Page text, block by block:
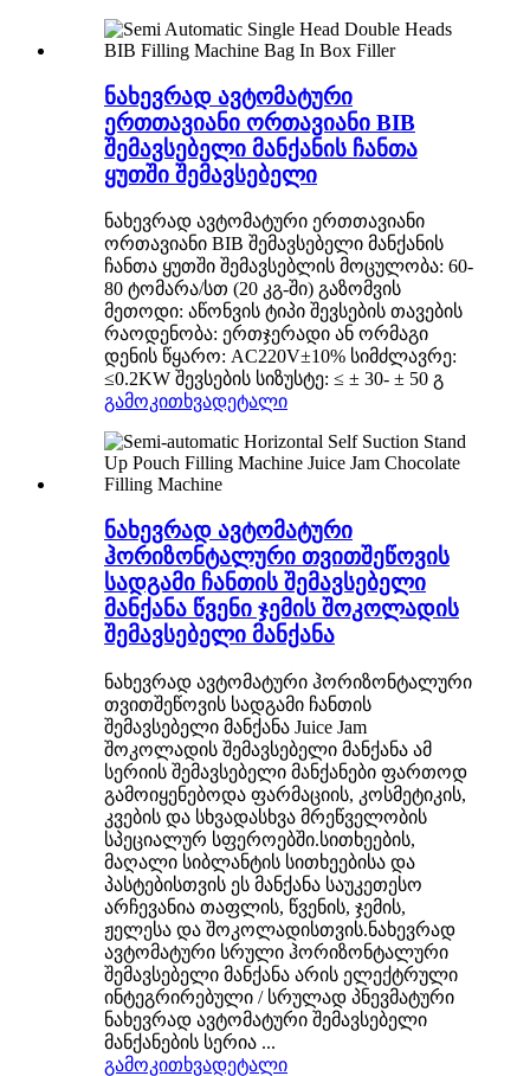
ნახევრად ავტომატური
ერთთავიანი ორთავიანი BIB
შემავსებელი მანქანის ჩანთა
ყუთში შემავსებელი
ნახევრად ავტომატური ერთთავიანი
ორთავიანი BIB შემავსებელი მანქანის
ჩანთა ყუთში შემავსებლის მოცულობა: 60-
80 ტომარა/სთ (20 კგ-ში) გაზომვის
მეთოდი: აწონვის ტიპი შევსების თავების
რაოდენობა: ერთჯერადი ან ორმაგი
დენის წყარო: AC220V±10% სიმძლავრე:
≤0.2KW შევსების სიზუსტე: ≤ ± 30- ± 50 გ
გამოკითხვადეტალი
ნახევრად ავტომატური
ჰორიზონტალური თვითშეწოვის
სადგამი ჩანთის შემავსებელი
მანქანა წვენი ჯემის შოკოლადის
შემავსებელი მანქანა
ნახევრად ავტომატური ჰორიზონტალური
თვითშეწოვის სადგამი ჩანთის
შემავსებელი მანქანა Juice Jam
შოკოლადის შემავსებელი მანქანა ამ
სერიის შემავსებელი მანქანები ფართოდ
გამოიყენებოდა ფარმაციის, კოსმეტიკის,
კვების და სხვადასხვა მრეწველობის
სპეციალურ სფეროებში.სითხეების,
მაღალი სიბლანტის სითხეებისა და
პასტებისთვის ეს მანქანა საუკეთესო
არჩევანია თაფლის, წვენის, ჯემის,
ჟელესა და შოკოლადისთვის.ნახევრად
ავტომატური სრული ჰორიზონტალური
შემავსებელი მანქანა არის ელექტრული
ინტეგრირებული / სრულად პნევმატური
ნახევრად ავტომატური შემავსებელი
მანქანების სერია ...
გამოკითხვადეტალი